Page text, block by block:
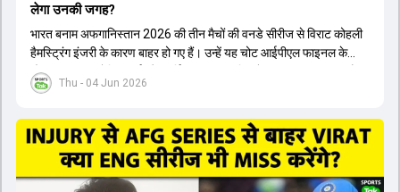
Thu - 04 Jun 2026
लेगा उनकी जगह?
भारत बनाम अफगानिस्तान 2026 की तीन मैचों की वनडे सीरीज से विराट कोहली
हैमस्ट्रिंग इंजरी के कारण बाहर हो गए हैं। उन्हें यह चोट आईपीएल फाइनल के
दौरान लगी थी। रोहित शर्मा और हार्दिक पांड्या की फिटनेस पर भी अभी सवाल हैं,
इसलिए नंबर तीन पर कोहली की जगह एक मजबूत विकल्प खोजना जरूरी है। इस
रुतुराज गायकवाड़ 58.8 की लिस्ट ए औसत के साथ एक मजबूत विकल्प हैं। संजू
सैमसन भी बड़े दावेदार हैं, जिनका वनडे क्रिकेट में 56 से ज्यादा का औसत है।
यशस्वी जायसवाल को भी मौका मिल सकता है, हालांकि उनके बैटिंग ऑर्डर पर
विचार करना होगा। इसके अलावा 82 से ज्यादा की लिस्ट ए औसत वाले देवदत्त